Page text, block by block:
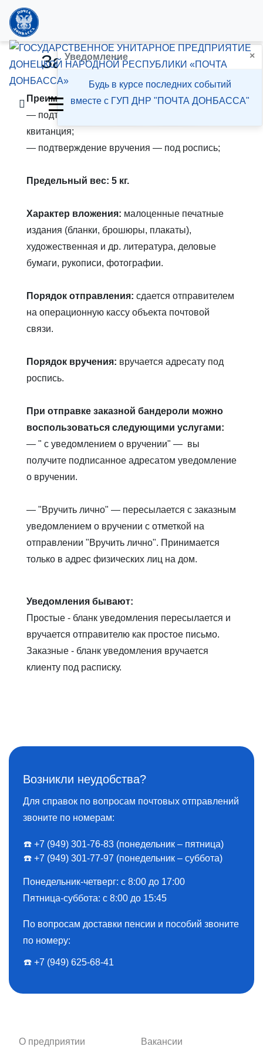
Заказная бандероль
Преимущества:
— подтверждение подачи — выдается
квитанция;
— подтверждение вручения — под роспись;
Предельный вес: 5 кг.
Характер вложения: малоценные печатные
издания (бланки, брошюры, плакаты),
художественная и др. литература, деловые
бумаги, рукописи, фотографии.
Порядок отправления: сдается отправителем
на операционную кассу объекта почтовой
связи.
Порядок вручения: вручается адресату под
роспись.
При отправке заказной бандероли можно
воспользоваться следующими услугами:
— " с уведомлением о вручении" — вы
получите подписанное адресатом уведомление
о вручении.
— "Вручить лично" — пересылается с заказным
уведомлением о вручении с отметкой на
отправлении "Вручить лично". Принимается
только в адрес физических лиц на дом.
Уведомления бывают:
Простые - бланк уведомления пересылается и
вручается отправителю как простое письмо.
Заказные - бланк уведомления вручается
клиенту под расписку.
Возникли неудобства?
Для справок по вопросам почтовых отправлений
звоните по номерам:
☎️ +7 (949) 301-76-83 (понедельник – пятница)
☎️ +7 (949) 301-77-97 (понедельник – суббота)
Понедельник-четверг: с 8:00 до 17:00
Пятница-суббота: с 8:00 до 15:45
По вопросам доставки пенсии и пособий звоните
по номеру:
☎️ ️+7 (949) 625-68-41
О предприятии Вакансии
Уведомление ×
Будь в курсе последних событий
вместе с ГУП ДНР "ПОЧТА ДОНБАССА"